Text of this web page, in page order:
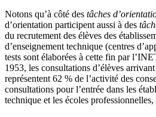
Notons qu’à côté des tâches
d’orientation participent aussi à des
du recrutement des élèves des
d’enseignement technique (centres
tests sont élaborées à cette fin par
1953, les consultations d’élèves
représentent 62 % de l’activité des
consultations pour l’entrée dans les
technique et les écoles